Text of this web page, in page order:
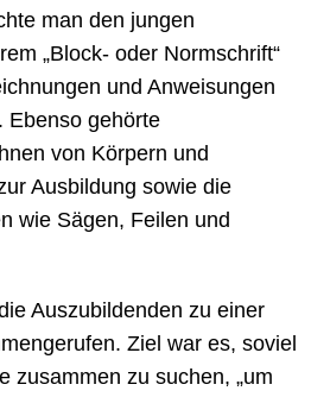
man den jungen
„Block- oder Normschrift“
und Anweisungen
Ebenso gehörte
von Körpern und
Ausbildung sowie die
wie Sägen, Feilen und
Auszubildenden zu einer
Ziel war es, soviel
zusammen zu suchen, „um